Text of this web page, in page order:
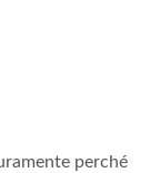
perché